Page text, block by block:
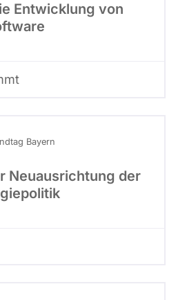
Entwicklung von
Bayern
Neuausrichtung der